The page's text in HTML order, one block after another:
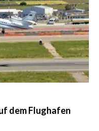
dem Flughafen